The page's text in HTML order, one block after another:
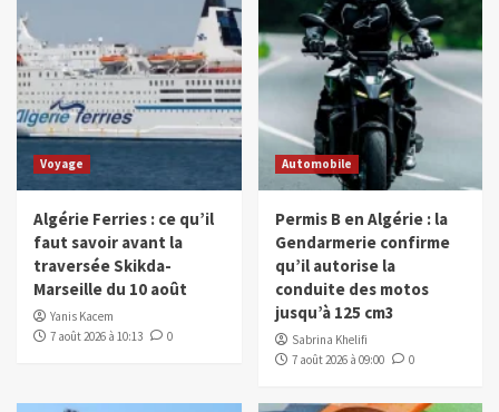
Voyage
Algérie Ferries : ce qu’il
faut savoir avant la
traversée Skikda-
Marseille du 10 août
Yanis Kacem
7 août 2026 à 10:13
0
Automobile
Permis B en Algérie : la
Gendarmerie confirme
qu’il autorise la
conduite des motos
jusqu’à 125 cm3
Sabrina Khelifi
7 août 2026 à 09:00
0